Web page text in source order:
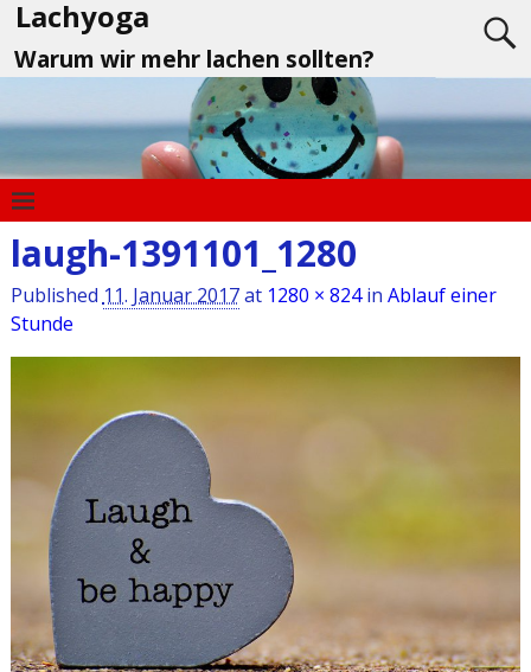
Lachyoga
Warum wir mehr lachen sollten?
laugh-1391101_1280
Published 11. Januar 2017at 1280 × 824in Ablauf einer
Stunde